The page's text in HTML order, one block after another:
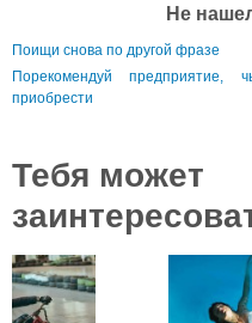
Не
Поищи снова по другой фразе
Порекомендуй
приобрести
Тебя может